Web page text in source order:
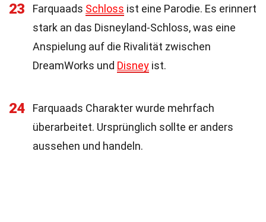
23 Farquaads Schloss ist eine Parodie. Es erinnert
stark an das Disneyland-Schloss, was eine
Anspielung auf die Rivalität zwischen
DreamWorks und Disney ist.
24
Farquaads Charakter wurde mehrfach
überarbeitet. Ursprünglich sollte er anders
aussehen und handeln.